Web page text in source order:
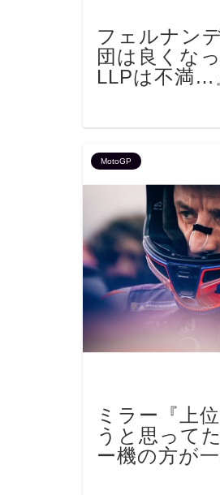
フェルナン
団は良くな
LLPは不満…
MotoGP
ミラー『上
うと思って
ー機の方が